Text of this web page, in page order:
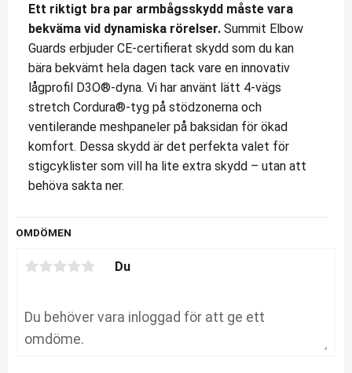
Ett riktigt bra par armbågsskydd måste vara
bekväma vid dynamiska rörelser. Summit Elbow
Guards erbjuder CE-certifierat skydd som du kan
bära bekvämt hela dagen tack vare en innovativ
lågprofil D3O®-dyna. Vi har använt lätt 4-vägs
stretch Cordura®-tyg på stödzonerna och
ventilerande meshpaneler på baksidan för ökad
komfort. Dessa skydd är det perfekta valet för
stigcyklister som vill ha lite extra skydd – utan att
behöva sakta ner.
OMDÖMEN
Du